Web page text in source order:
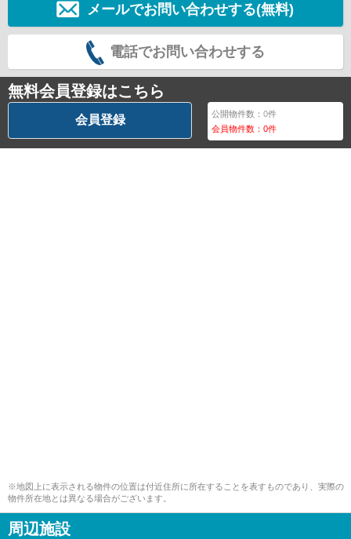
メールでお問い合わせする(無料)
電話でお問い合わせする
無料会員登録はこちら
会員登録 公開物件数：0件
会員物件数：0件
※地図上に表示される物件の位置は付近住所に所在することを表すものであり、実際の
物件所在地とは異なる場合がございます。
周辺施設